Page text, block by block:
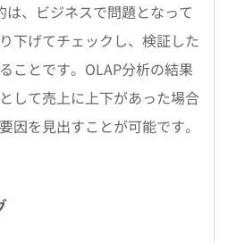
は、ビジネスで問題となって
下げてチェックし、検証した
ことです。OLAP分析の結果
して売上に上下があった場合
因を見出すことが可能です。